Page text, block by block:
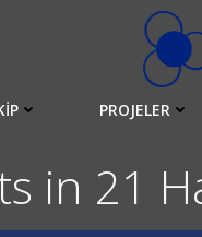
PROJELER
in 21